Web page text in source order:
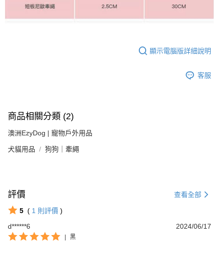
顯示電腦版詳細說明
客服
商品相關分類 (2)
澳洲EzyDog | 寵物戶外用品
犬貓用品 狗狗｜牽繩
評價 查看全部
5 ( 1 則評價 )
d******6
2024/06/17
黑